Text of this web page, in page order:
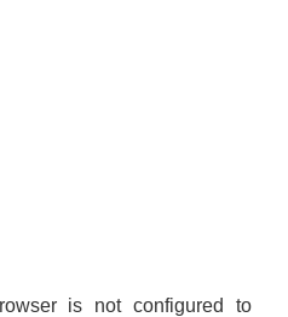
is not configured to